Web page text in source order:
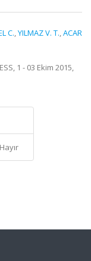
C.,YILMAZ V. T.,ACAR
1 - 03 Ekim 2015,
Hayır